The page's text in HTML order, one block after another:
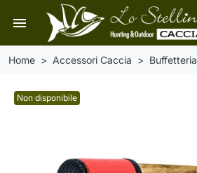
menu
Home Accessori Caccia Buffetteria
Non disponibile